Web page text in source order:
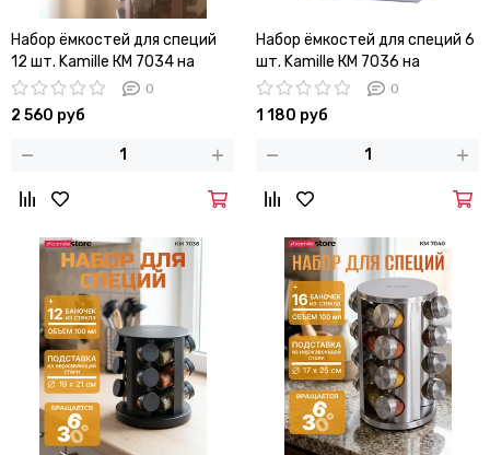
Набор ёмкостей для специй
12 шт. Kamille КМ 7034 на
круглой подставке с ручкой
0
2 560 руб
Набор ёмкостей для специй 6
шт. Kamille КМ 7036 на
подставке
0
1 180 руб